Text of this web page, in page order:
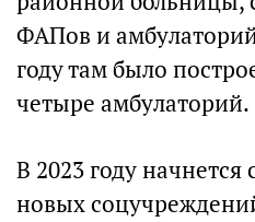
ФАПов и
году там было
четыре амбулаторий.
В 2023 году начнется
новых